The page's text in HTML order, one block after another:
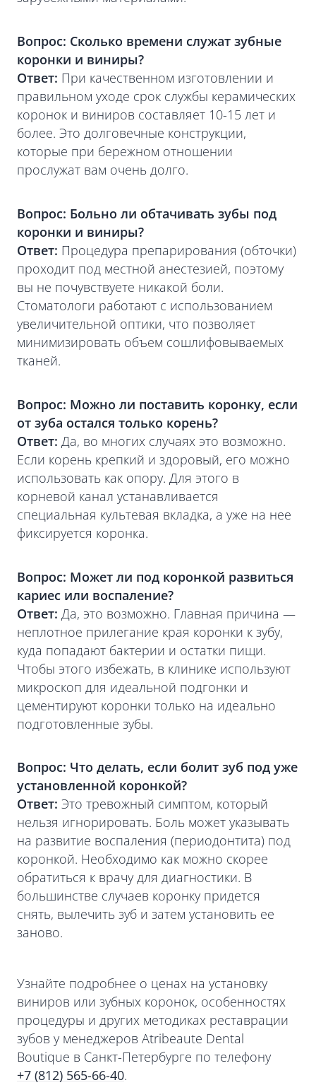
Вопрос: Сколько времени служат зубные
коронки и виниры?
Ответ: При качественном изготовлении и
правильном уходе срок службы керамических
коронок и виниров составляет 10-15 лет и
более. Это долговечные конструкции,
которые при бережном отношении
прослужат вам очень долго.
Вопрос: Больно ли обтачивать зубы под
коронки и виниры?
Ответ: Процедура препарирования (обточки)
проходит под местной анестезией, поэтому
вы не почувствуете никакой боли.
Стоматологи работают с использованием
увеличительной оптики, что позволяет
минимизировать объем сошлифовываемых
тканей.
Вопрос: Можно ли поставить коронку, если
от зуба остался только корень?
Ответ: Да, во многих случаях это возможно.
Если корень крепкий и здоровый, его можно
использовать как опору. Для этого в
корневой канал устанавливается
специальная культевая вкладка, а уже на нее
фиксируется коронка.
Вопрос: Может ли под коронкой развиться
кариес или воспаление?
Ответ: Да, это возможно. Главная причина —
неплотное прилегание края коронки к зубу,
куда попадают бактерии и остатки пищи.
Чтобы этого избежать, в клинике используют
микроскоп для идеальной подгонки и
цементируют коронки только на идеально
подготовленные зубы.
Вопрос: Что делать, если болит зуб под уже
установленной коронкой?
Ответ: Это тревожный симптом, который
нельзя игнорировать. Боль может указывать
на развитие воспаления (периодонтита) под
коронкой. Необходимо как можно скорее
обратиться к врачу для диагностики. В
большинстве случаев коронку придется
снять, вылечить зуб и затем установить ее
заново.
Узнайте подробнее о ценах на установку
виниров или зубных коронок, особенностях
процедуры и других методиках реставрации
зубов у менеджеров Atribeaute Dental
Boutique в Санкт-Петербурге по телефону
+7 (812) 565-66-40.